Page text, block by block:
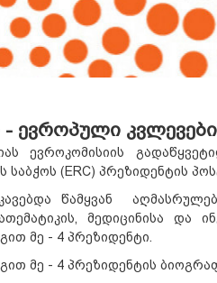
ევროკომისიის
საბჭოს (ERC) პრეზიდენტის
წამყვან
მედიცინისა და
მე - 4 პრეზიდენტი.
მე - 4 პრეზიდენტის